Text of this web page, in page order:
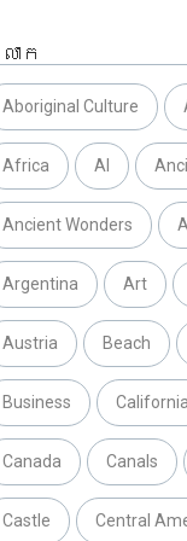
ាក
Aboriginal Culture
Africa AI
Ancient Wonders
Argentina Art
Austria Beach
Business California
Canada Canals
Castle Central